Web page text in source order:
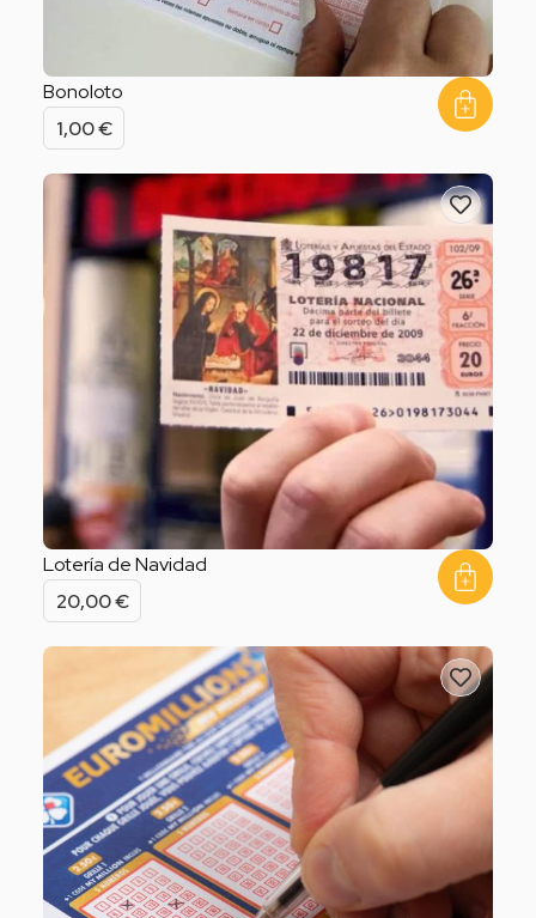
Bonoloto
1,00€
Lotería de Navidad
20,00€